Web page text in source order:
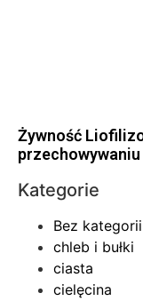
Żywność
Kategorie
Bez kategorii
chleb i bułki
ciasta
cielęcina